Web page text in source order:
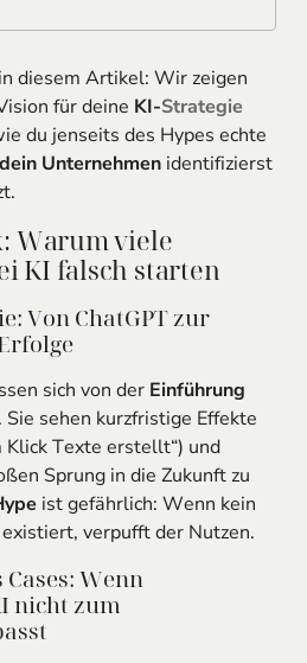
diesem Artikel: Wir zeigen
für deine KI-Strategie
du jenseits des Hypes echte
Unternehmenidentifizierst
Warum viele
KI falsch starten
Von ChatGPT zur
sich von der Einführung
sehen kurzfristige Effekte
Texte erstellt“) und
Sprung in die Zukunft zu
ist gefährlich: Wenn kein
verpufft der Nutzen.
Wenn
nicht zum